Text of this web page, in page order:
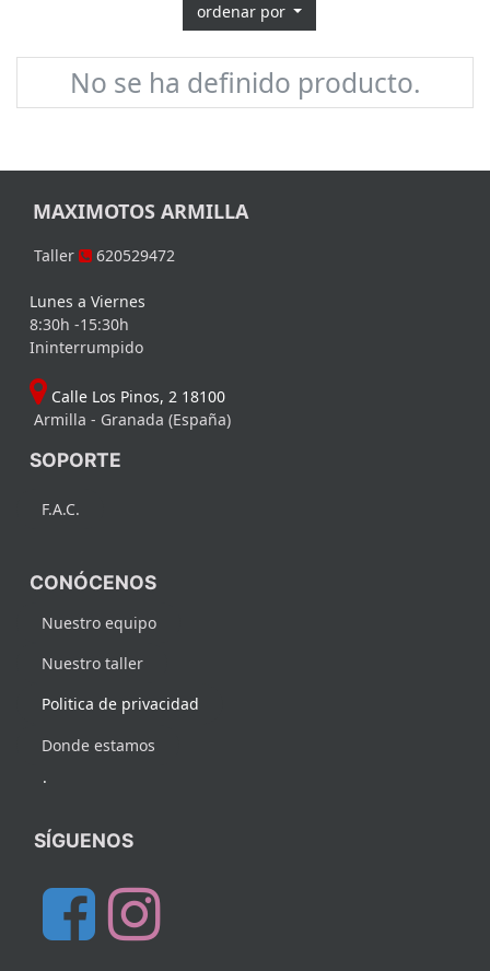
ordenar por
No se ha definido producto.
MAXIMOTOS ARMILLA
Taller 620529472
Lunes a Viernes
8:30h -15:30h
Ininterrumpido
Calle Los Pinos, 2 18100
Armilla - Granada (España)
SOPORTE
F.A.C.
CONÓCENOS
Nuestro equipo
Nuestro taller
Politica de privacidad
Donde estamos
.
SÍGUENOS